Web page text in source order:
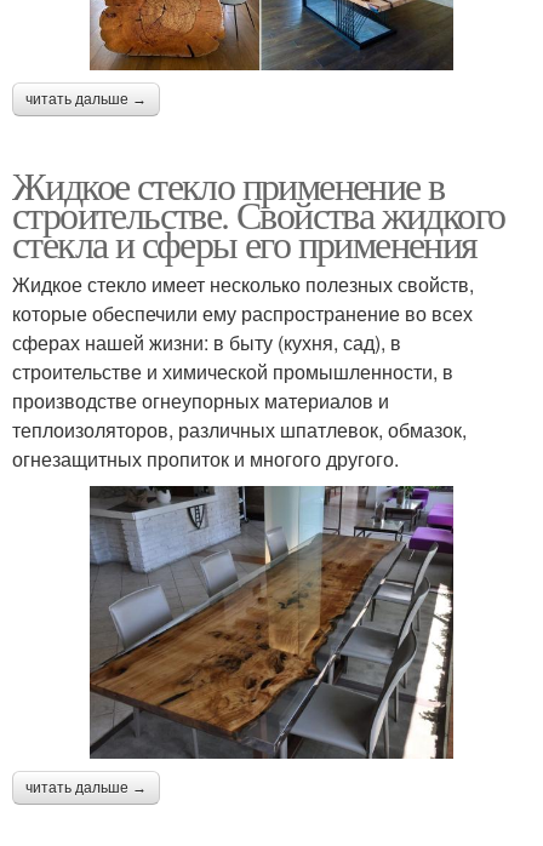
читать дальше →
Жидкое стекло применение в
строительстве. Свойства жидкого
стекла и сферы его применения
Жидкое стекло имеет несколько полезных свойств,
которые обеспечили ему распространение во всех
сферах нашей жизни: в быту (кухня, сад), в
строительстве и химической промышленности, в
производстве огнеупорных материалов и
теплоизоляторов, различных шпатлевок, обмазок,
огнезащитных пропиток и многого другого.
читать дальше →